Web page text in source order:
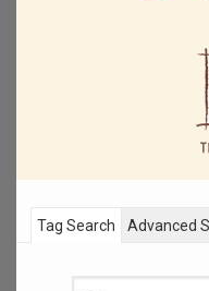
Tag Search Advanced